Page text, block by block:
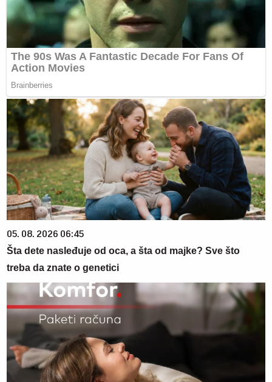
05. 08. 2026 06:45
Šta dete nasleđuje od oca, a šta od majke? Sve što
treba da znate o genetici